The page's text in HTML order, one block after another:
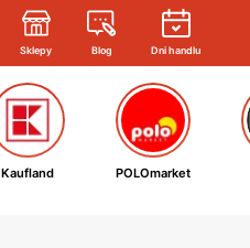
Sklepy Blog Dni handlu
Kaufland POLOmarket